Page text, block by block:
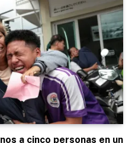
a cinco personas en un